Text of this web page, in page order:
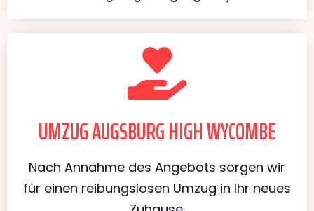
UMZUG AUGSBURG HIGH WYCOMBE
Nach Annahme des Angebots sorgen wir
für einen reibungslosen Umzug in Ihr neues